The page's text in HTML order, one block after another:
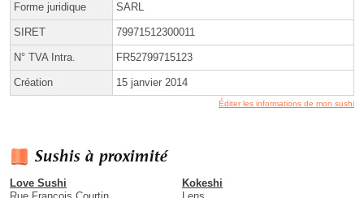
Forme juridique SARL
SIRET 79971512300011
N° TVA Intra. FR52799715123
Création 15 janvier 2014
Éditer les informations de mon sushi
Sushis à proximité
Love Sushi
Kokeshi